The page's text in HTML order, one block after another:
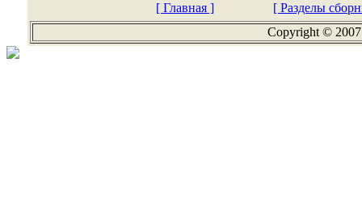
[ Главная ]
[ Разделы
Copyright ©